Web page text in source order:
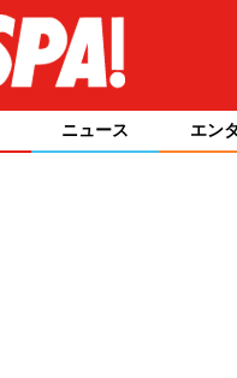
ニュース エン